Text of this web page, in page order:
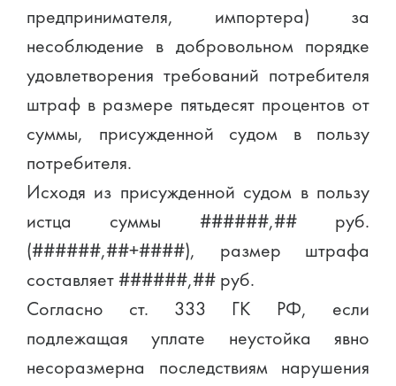
предпринимателя, импортера) за
несоблюдение в добровольном порядке
удовлетворения требований потребителя
штраф в размере пятьдесят процентов от
суммы, присужденной судом в пользу
потребителя.
Исходя из присужденной судом в пользу
истца суммы ######,## руб.
(######,##+####), размер штрафа
составляет ######,## руб.
Согласно ст. 333 ГК РФ, если
подлежащая уплате неустойка явно
несоразмерна последствиям нарушения